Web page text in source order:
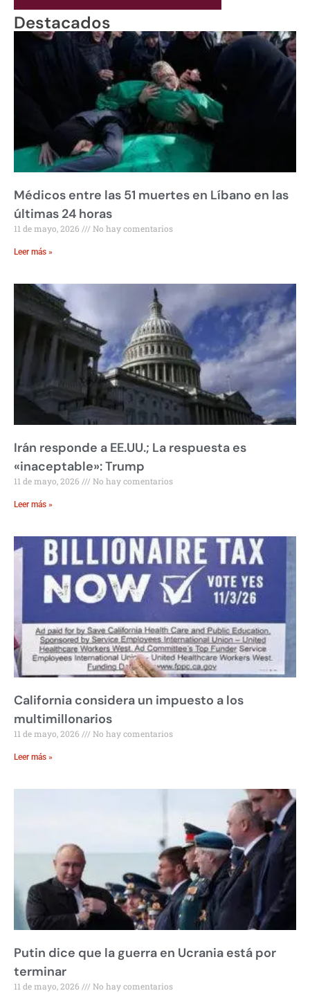
Destacados
Médicos entre las 51 muertes en Líbano en las
últimas 24 horas
11 de mayo, 2026 No hay comentarios
Leer más »
Irán responde a EE.UU.; La respuesta es
«inaceptable»: Trump
11 de mayo, 2026 No hay comentarios
Leer más »
California considera un impuesto a los
multimillonarios
11 de mayo, 2026 No hay comentarios
Leer más »
Putin dice que la guerra en Ucrania está por
terminar
11 de mayo, 2026 No hay comentarios